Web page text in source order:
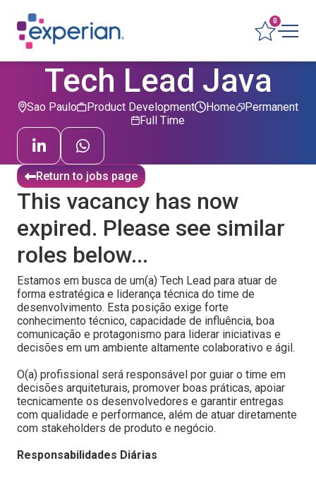
0
Tech Lead Java
Sao Paulo Product Development Permanent
Home
Full Time
Return to jobs page
This vacancy has now
expired. Please see similar
roles below...
Estamos em busca de um(a) Tech Lead para atuar de
forma estratégica e liderança técnica do time de
desenvolvimento. Esta posição exige forte
conhecimento técnico, capacidade de influência, boa
comunicação e protagonismo para liderar iniciativas e
decisões em um ambiente altamente colaborativo e ágil.
O(a) profissional será responsável por guiar o time em
decisões arquiteturais, promover boas práticas, apoiar
tecnicamente os desenvolvedores e garantir entregas
com qualidade e performance, além de atuar diretamente
com stakeholders de produto e negócio.
Responsabilidades Diárias